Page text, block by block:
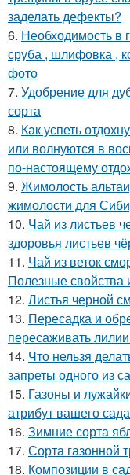
заделать дефекты?
6. Необходимость в
сруба , шлифовка ,
фото
7. Удобрение для
сорта
8. Как успеть
или волнуются в
по-настоящему
9. Жимолость
жимолости для
10. Чай из листьев
здоровья листьев
11. Чай из веток
Полезные свойства
12. Листья черной
13. Пересадка и
пересаживать
14. Что нельзя
запреты одного из
15. Газоны и
атрибут вашего сада
16. Зимние сорта
17. Сорта газонной
18. Композиции в